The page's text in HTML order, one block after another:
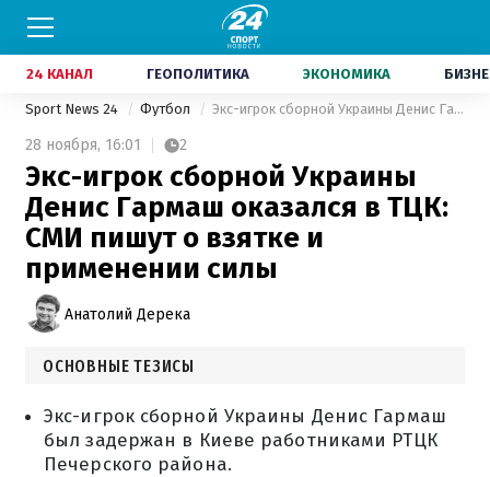
24 КАНАЛ ГЕОПОЛИТИКА ЭКОНОМИКА
Sport News 24 Футбол Экс-игрок сборной Украины Денис Гармаш оказался в ТЦК: СМИ пишут о взятке и применении силы
28 ноября, 16:01 2
Экс-игрок сборной Украины
Денис Гармаш оказался в ТЦК:
СМИ пишут о взятке и
применении силы
Анатолий Дерека
ОСНОВНЫЕ ТЕЗИСЫ
Экс-игрок сборной Украины Денис Гармаш
был задержан в Киеве работниками РТЦК
Печерского района.